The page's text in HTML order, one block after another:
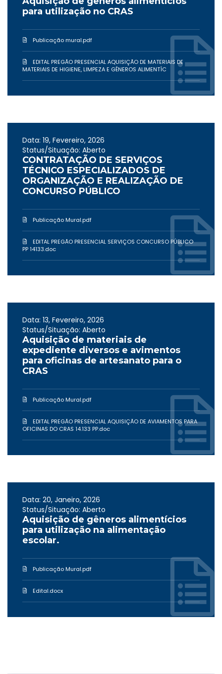
para utilização no CRAS
Publicação mural.pdf
EDITAL PREGÃO PRESENCIAL AQUISIÇÃO DE MATERIAIS DE
MATERIAIS DE HIGIENE, LIMPEZA E GÊNEROS ALIMENTÍC
Data: 19, Fevereiro, 2026
Status/Situação: Aberto
CONTRATAÇÃO DE SERVIÇOS
TÉCNICO ESPECIALIZADOS DE
ORGANIZAÇÃO E REALIZAÇÃO DE
CONCURSO PÚBLICO
Publicação Mural.pdf
EDITAL PREGÃO PRESENCIAL SERVIÇOS CONCURSO PÚBLICO
PP 14133.doc
Data: 13, Fevereiro, 2026
Status/Situação: Aberto
Aquisição de materiais de
expediente diversos e avimentos
para oficinas de artesanato para o
CRAS
Publicação Mural.pdf
EDITAL PREGÃO PRESENCIAL AQUISIÇÃO DE AVIAMENTOS PARA
OFICINAS DO CRAS 14.133 PP.doc
Data: 20, Janeiro, 2026
Status/Situação: Aberto
Aquisição de gêneros alimentícios
para utilização na alimentação
escolar.
Publicação Mural.pdf
Edital.docx